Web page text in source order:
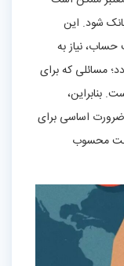
این
نیاز به
که برای
اساسی برای
محسوب